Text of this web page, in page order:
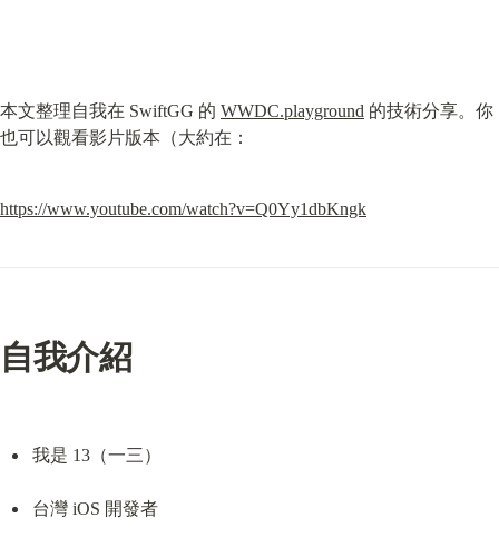
本文整理自我在 SwiftGG 的 WWDC.playground 的技術分享。你
也可以觀看影片版本（大約在：
https://www.youtube.com/watch?v=Q0Yy1dbKngk
自我介紹
我是 13（一三）
台灣 iOS 開發者